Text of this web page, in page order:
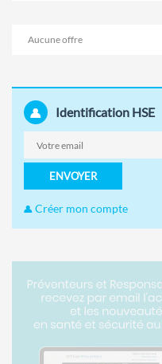
Aucune offre
Identification HSE
ENVOYER
Créer mon compte